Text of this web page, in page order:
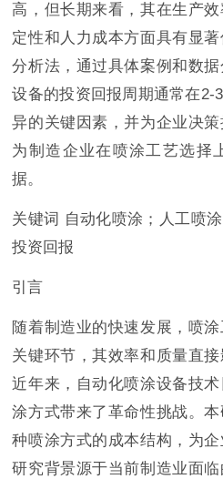
高，但长期来看，其在生产
定性和人力成本方面具有显
分析法，通过具体案例和数
设备的投资回报周期通常在2-
异的关键因素，并为企业决
为制造企业在喷涂工艺选择
据。
关键词 自动化喷涂；人工喷
投资回报
引言
随着制造业的快速发展，喷
关键环节，其效率和质量直接
近年来，自动化喷涂设备技
涂方式带来了革命性挑战。
种喷涂方式的成本结构，为企
研究背景源于当前制造业面